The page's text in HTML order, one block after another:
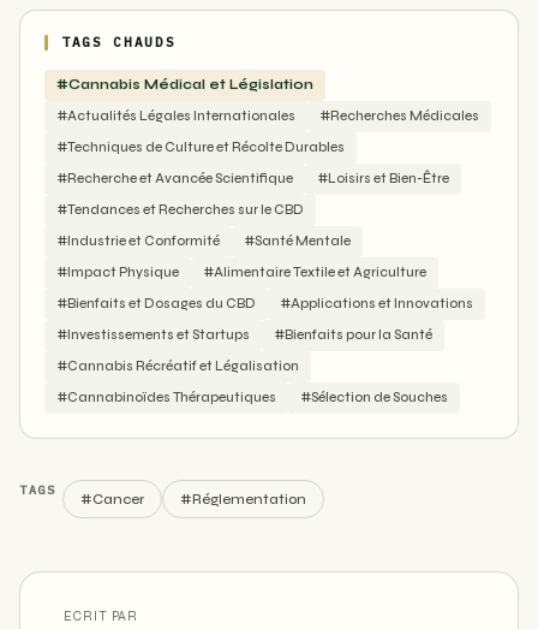
TAGS CHAUDS
#Cannabis Médical et Législation
#Actualités Légales Internationales
#Recherches Médicales
#Techniques de Culture et Récolte Durables
#Recherche et Avancée Scientifique
#Loisirs et Bien-Être
#Tendances et Recherches sur le CBD
#Industrie et Conformité
#Santé Mentale
#Impact Physique
#Alimentaire Textile et Agriculture
#Bienfaits et Dosages du CBD
#Applications et Innovations
#Investissements et Startups
#Bienfaits pour la Santé
#Cannabis Récréatif et Légalisation
#Cannabinoïdes Thérapeutiques
#Sélection de Souches
TAGS
#Cancer #Réglementation
ECRIT PAR